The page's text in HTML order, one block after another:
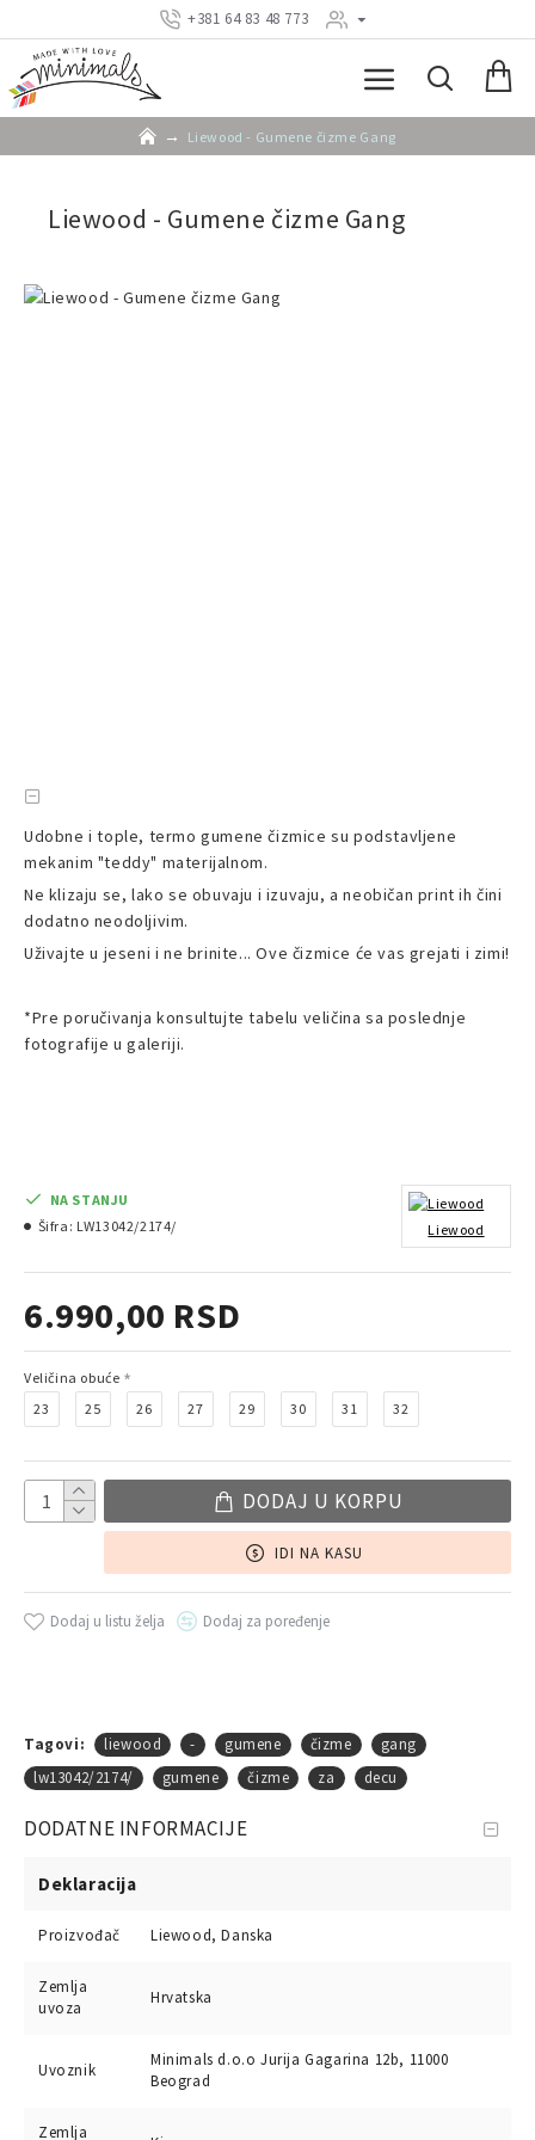
+381 64 83 48 773
Liewood - Gumene čizme Gang
Liewood - Gumene čizme Gang
Udobne i tople, termo gumene čizmice su podstavljene
mekanim "teddy" materijalnom.
Ne klizaju se, lako se obuvaju i izuvaju, a neobičan print ih čini
dodatno neodoljivim.
Uživajte u jeseni i ne brinite... Ove čizmice će vas grejati i zimi!
*Pre poručivanja konsultujte tabelu veličina sa poslednje
fotografije u galeriji.
6.990,00 RSD
NA STANJU
Šifra: LW13042/2174/ Liewood
Veličina obuće
23
25 26 27 29 30 31 32
DODAJ U KORPU
IDI NA KASU
Dodaj u listu želja Dodaj za poređenje
Tagovi: liewood - gumene čizme
gang
lw13042/2174/
gumene čizme za decu
DODATNE INFORMACIJE
Deklaracija
Proizvođač Liewood, Danska
Zemlja
uvoza
Hrvatska
Uvoznik
Minimals d.o.o Jurija Gagarina 12b, 11000
Beograd
Zemlja